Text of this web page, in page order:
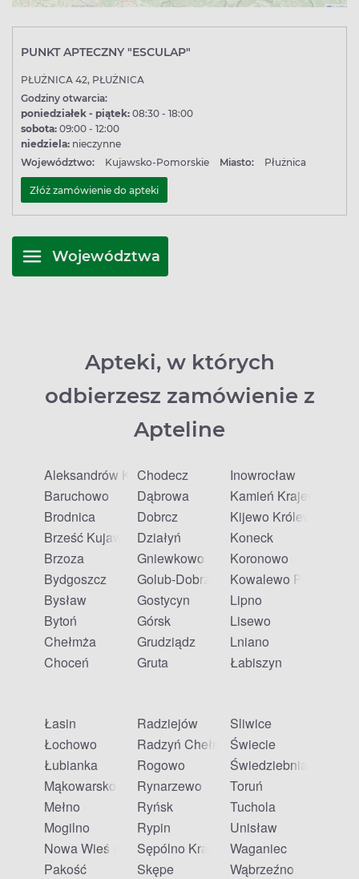
PUNKT APTECZNY "ESCULAP"
PŁUŻNICA 42, PŁUŻNICA
Godziny otwarcia:
poniedziałek - piątek: 08:30 - 18:00
sobota: 09:00 - 12:00
niedziela: nieczynne
Województwo:
Kujawsko-Pomorskie Miasto: Płużnica
Złóż zamówienie do apteki
Województwa
Apteki, w których
odbierzesz zamówienie z
Apteline
Aleksandrów Kujawski
Baruchowo
Brodnica
Brześć Kujawski
Brzoza
Bydgoszcz
Bysław
Bytoń
Chełmża
Choceń
Chodecz
Dąbrowa
Dobrcz
Działyń
Gniewkowo
Golub-Dobrzyń
Gostycyn
Górsk
Grudziądz
Gruta
Inowrocław
Kamień Krajeński
Kijewo Królewskie
Koneck
Koronowo
Kowalewo Pomorskie
Lipno
Lisewo
Lniano
Łabiszyn
Łasin
Łochowo
Łubianka
Mąkowarsko
Mełno
Mogilno
Nowa Wieś Królewska
Pakość
Radziejów
Radzyń Chełmiński
Rogowo
Rynarzewo
Ryńsk
Rypin
Sępólno Krajeńskie
Skępe
Śliwice
Świecie
Świedziebnia
Toruń
Tuchola
Unisław
Waganiec
Wąbrzeźno